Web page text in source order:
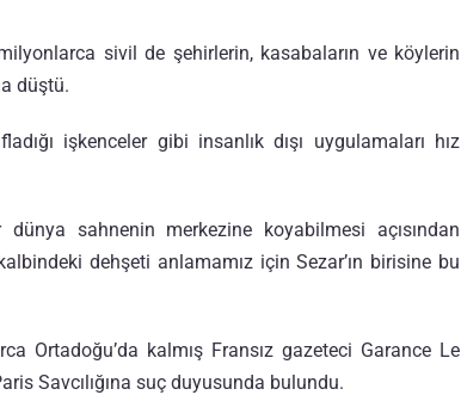
sivil de şehirlerin, kasabaların ve köylerin
düştü.
işkenceler gibi insanlık dışı uygulamaları hız
dünya sahnenin merkezine koyabilmesi açısından
dehşeti anlamamız için Sezar’ın birisine bu
Ortadoğu’da kalmış Fransız gazeteci Garance Le
Savcılığına suç duyusunda bulundu.